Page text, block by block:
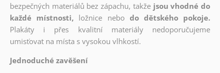
bezpečných materiálů bez zápachu, takže jsou vhodné do
každé místnosti, ložnice nebo do dětského pokoje.
Plakáty i přes kvalitní materiály nedoporučujeme
umisťovat na místa s vysokou vlhkostí.
Jednoduché zavěšení